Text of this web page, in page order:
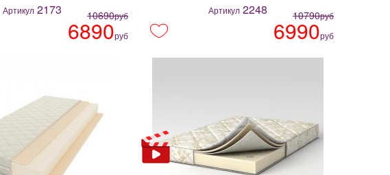
Артикул 2173 10690руб
6890руб
Артикул 2248 10790руб
6990руб